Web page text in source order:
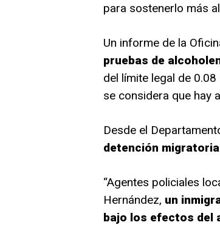
para sostenerlo más
Un informe de la
pruebas de
del límite legal de
se considera que hay
Desde el
detención
“Agentes policiales
Hernández, un
bajo los efectos del